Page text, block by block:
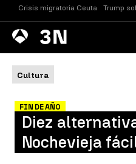
Crisis migratoria Ceuta Trump
Antena
3 Noticias
Cultura
FIN DE AÑO
Diez
Nochevieja